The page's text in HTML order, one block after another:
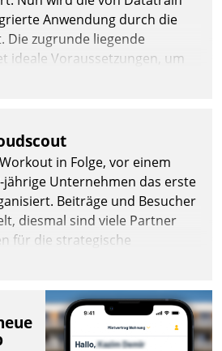
Anwendung durch die
Die zugrunde liegende
ideale Voraussetzungen, um
App zu erweitern und weitere
in Folge, vor einem
jährige Unternehmen das erste
Beiträge und Besucher
diesmal sind viele Partner
für die strategische
Kunden.